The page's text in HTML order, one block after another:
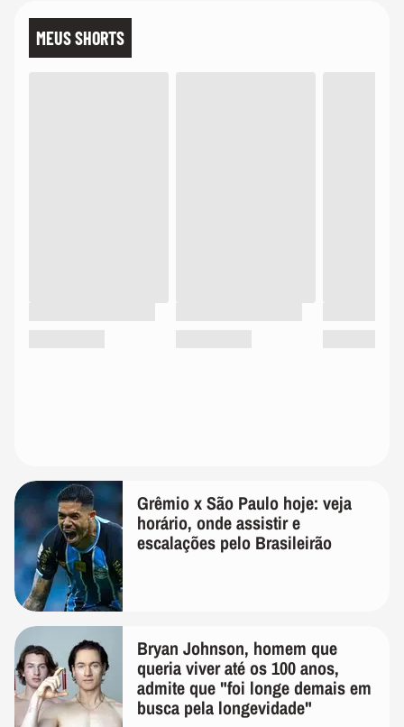
MEUS SHORTS
Grêmio x São Paulo hoje: veja
horário, onde assistir e
escalações pelo Brasileirão
Bryan Johnson, homem que
queria viver até os 100 anos,
admite que "foi longe demais em
busca pela longevidade"